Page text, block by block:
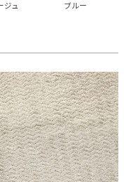
ジュ ブルー